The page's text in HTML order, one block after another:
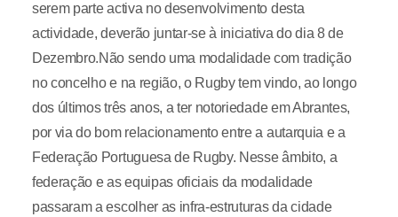
serem parte activa no desenvolvimento desta
actividade, deverão juntar-se à iniciativa do dia 8 de
Dezembro.Não sendo uma modalidade com tradição
no concelho e na região, o Rugby tem vindo, ao longo
dos últimos três anos, a ter notoriedade em Abrantes,
por via do bom relacionamento entre a autarquia e a
Federação Portuguesa de Rugby. Nesse âmbito, a
federação e as equipas oficiais da modalidade
passaram a escolher as infra-estruturas da cidade